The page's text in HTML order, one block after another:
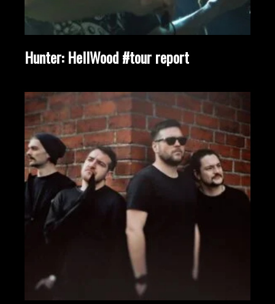
Hunter: HellWood #tour report